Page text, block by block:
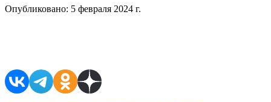
Опубликовано: 5 февраля 2024 г.